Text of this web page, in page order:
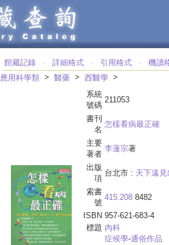
館藏記錄 ‧ 詳細格式 ‧ 引用格式 ‧
機讀
應用科學類 > 醫藥 > 西醫學 >
系統
號碼
211053
書刊
名
怎樣看病最正確
主要
著者
李蓮宗著
出版
項
台北市 : 天下遠見
索書
號
415.208 8482
ISBN 957-621-683-4
標題 內科
症候學-通俗作品